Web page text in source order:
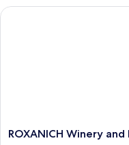
ROXANICH
ROXANICH Winery
ROXANICH Winery and